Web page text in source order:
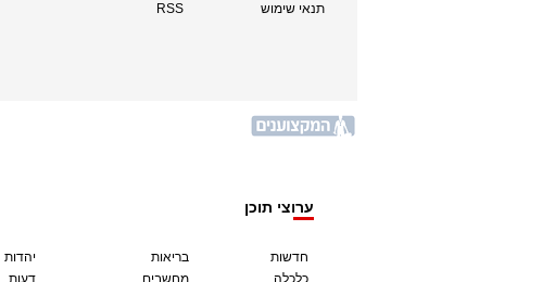
תנאי שימוש
RSS
ערוצי תוכן
חדשות
בריאות
יהדות